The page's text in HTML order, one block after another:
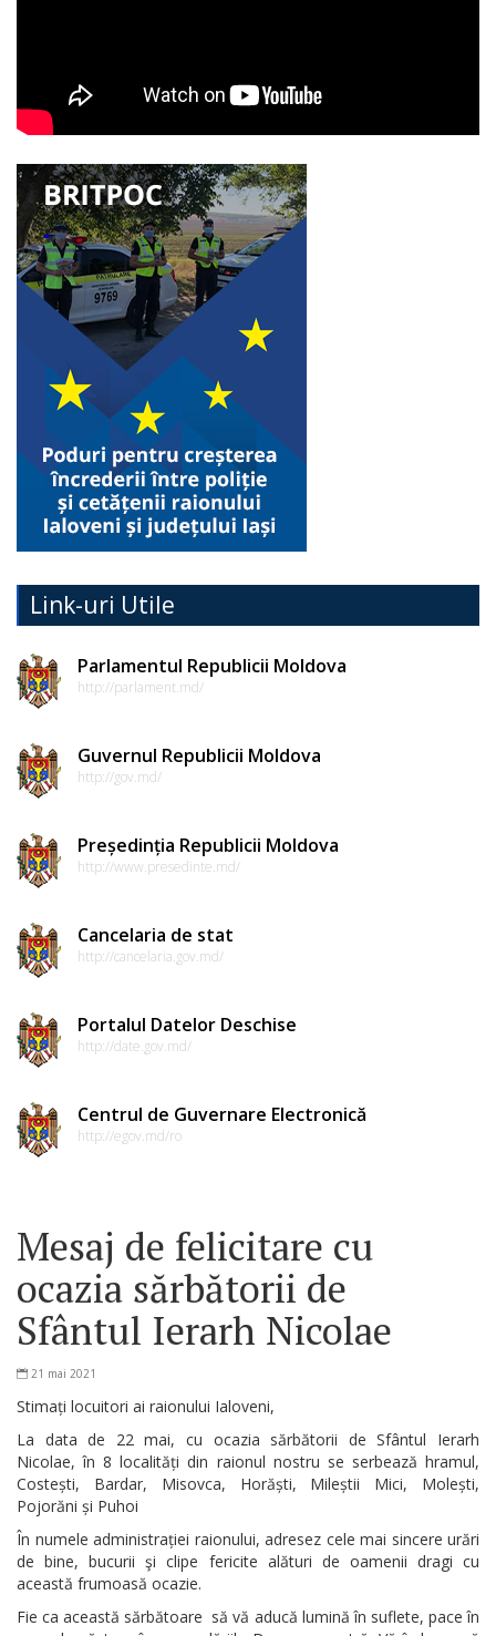
Link-uri Utile
Parlamentul Republicii Moldova
http://parlament.md/
Guvernul Republicii Moldova
http://gov.md/
Președinția Republicii Moldova
http://www.presedinte.md/
Cancelaria de stat
http://cancelaria.gov.md/
Portalul Datelor Deschise
http://date.gov.md/
Centrul de Guvernare Electronică
http://egov.md/ro
Mesaj de felicitare cu
ocazia sărbătorii de
Sfântul Ierarh Nicolae
21 mai 2021
Stimați locuitori ai raionului Ialoveni,
La data de 22 mai, cu ocazia sărbătorii de Sfântul Ierarh
Nicolae, în 8 localități din raionul nostru se serbează hramul,
Costești, Bardar, Misovca, Horăști, Mileștii Mici, Molești,
Pojorăni și Puhoi
În numele administrației raionului, adresez cele mai sincere urări
de bine, bucurii şi clipe fericite alături de oamenii dragi cu
această frumoasă ocazie.
Fie ca această sărbătoare să vă aducă lumină în suflete, pace în